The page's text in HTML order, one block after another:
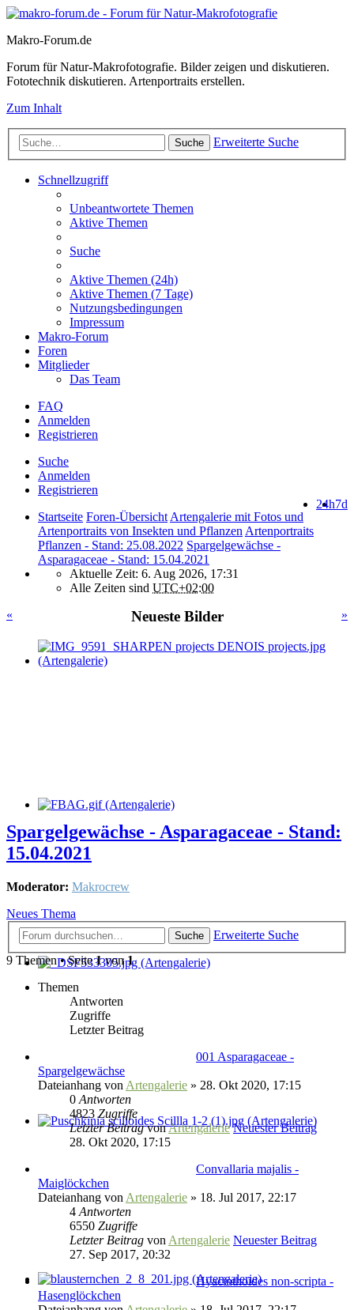
Makro-Forum.de
Forum für Natur-Makrofotografie. Bilder zeigen und diskutieren.
Fototechnik diskutieren. Artenportraits erstellen.
Zum Inhalt
Suche Erweiterte Suche
Schnellzugriff
Unbeantwortete Themen
Aktive Themen
Suche
Aktive Themen (24h)
Aktive Themen (7 Tage)
Nutzungsbedingungen
Impressum
Makro-Forum
Foren
Mitglieder
Das Team
FAQ
Anmelden
Registrieren
Suche
Anmelden
Registrieren
7d
24h
Startseite Foren-Übersicht Artengalerie mit Fotos und
Artenportraits von Insekten und Pflanzen Artenportraits
Pflanzen - Stand: 25.08.2022 Spargelgewächse -
Asparagaceae - Stand: 15.04.2021
Aktuelle Zeit: 6. Aug 2026, 17:31
Alle Zeiten sind UTC+02:00
«
»
Neueste Bilder
Spargelgewächse - Asparagaceae - Stand:
15.04.2021
Moderator: Makrocrew
Neues Thema
Suche
Erweiterte Suche
9 Themen • Seite1von1
Themen
Antworten
Zugriffe
Letzter Beitrag
001 Asparagaceae -
Spargelgewächse
Dateianhang von Artengalerie » 28. Okt 2020, 17:15
0 Antworten
4823Zugriffe
Letzter BeitragvonArtengalerie Neuester Beitrag
28. Okt 2020, 17:15
Convallaria majalis -
Maiglöckchen
Dateianhang von Artengalerie » 18. Jul 2017, 22:17
4 Antworten
6550 Zugriffe
Letzter Beitrag von Artengalerie Neuester Beitrag
27. Sep 2017, 20:32
Hyacinthoides non-scripta -
Hasenglöckchen